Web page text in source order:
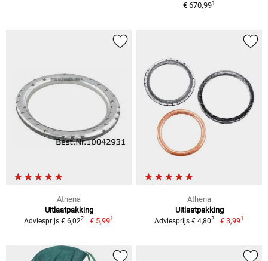
€ 670,991
Athena
Uitlaatpakking
Adviesprijs € 6,022 € 5,991
Athena
Uitlaatpakking
Adviesprijs € 4,802 € 3,991